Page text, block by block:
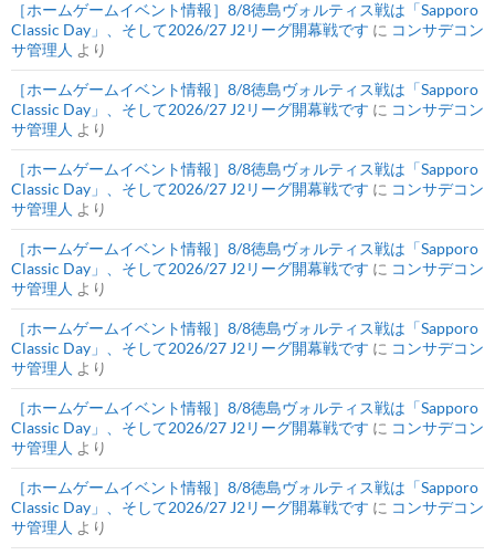
［ホームゲームイベント情報］8/8徳島ヴォルティス戦は「Sapporo
Classic Day」、そして2026/27 J2リーグ開幕戦です に コンサデコン
サ管理人 より
［ホームゲームイベント情報］8/8徳島ヴォルティス戦は「Sapporo
Classic Day」、そして2026/27 J2リーグ開幕戦です に コンサデコン
サ管理人 より
［ホームゲームイベント情報］8/8徳島ヴォルティス戦は「Sapporo
Classic Day」、そして2026/27 J2リーグ開幕戦です に コンサデコン
サ管理人 より
［ホームゲームイベント情報］8/8徳島ヴォルティス戦は「Sapporo
Classic Day」、そして2026/27 J2リーグ開幕戦です に コンサデコン
サ管理人 より
［ホームゲームイベント情報］8/8徳島ヴォルティス戦は「Sapporo
Classic Day」、そして2026/27 J2リーグ開幕戦です に コンサデコン
サ管理人 より
［ホームゲームイベント情報］8/8徳島ヴォルティス戦は「Sapporo
Classic Day」、そして2026/27 J2リーグ開幕戦です に コンサデコン
サ管理人 より
［ホームゲームイベント情報］8/8徳島ヴォルティス戦は「Sapporo
Classic Day」、そして2026/27 J2リーグ開幕戦です に コンサデコン
サ管理人 より